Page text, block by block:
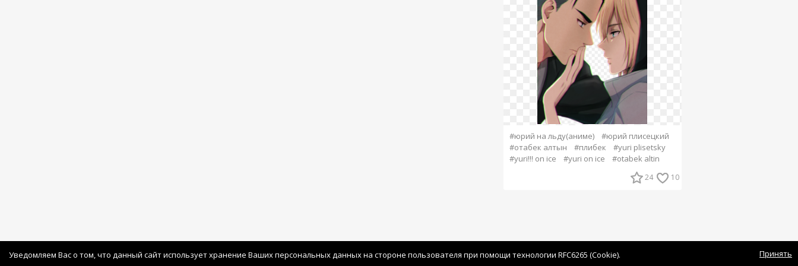
#юрий на льду(аниме)
#юрий плисецкий
#отабек алтын
#плибек
#yuri plisetsky
#yuri!!! on ice
#yuri on ice #otabek altin
24 10
Уведомляем Вас о том, что данный сайт использует хранение Ваших персональных данных на стороне пользователя при помощи технологии RFC6265 (Cookie). Принять